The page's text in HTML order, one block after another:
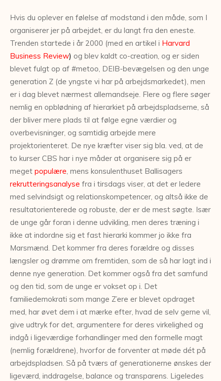
Hvis du oplever en følelse af modstand i den måde, som I
organiserer jer på arbejdet, er du langt fra den eneste.
Trenden startede i år 2000 (med en artikel i Harvard
Business Review) og blev kaldt co-creation, og er siden
blevet fulgt op af #metoo, DEIB-bevægelsen og den unge
generation Z (de yngste vi har på arbejdsmarkedet), men
er i dag blevet nærmest allemandseje. Flere og flere søger
nemlig en opblødning af hierarkiet på arbejdspladserne, så
der bliver mere plads til at følge egne værdier og
overbevisninger, og samtidig arbejde mere
projektorienteret. De nye kræfter viser sig bla. ved, at de
to kurser CBS har i nye måder at organisere sig på er
meget populære , mens konsulenthuset Ballisagers
rekrutteringsanalyse fra i tirsdags viser, at det er ledere
med selvindsigt og relationskompetencer, og altså ikke de
resultatorienterede og robuste, der er de mest søgte. Især
de unge går foran i denne udvikling, men deres træning i
ikke at indordne sig et fast hierarki kommer jo ikke fra
Marsmænd. Det kommer fra deres forældre og disses
længsler og drømme om fremtiden, som de så har lagt ind i
denne nye generation. Det kommer også fra det samfund
og den tid, som de unge er vokset op i. Det
familiedemokrati som mange Z’ere er blevet opdraget
med, har øvet dem i at mærke efter, hvad de selv gerne vil,
give udtryk for det, argumentere for deres virkelighed og
indgå i ligeværdige forhandlinger med den formelle magt
(nemlig forældrene), hvorfor de forventer at møde dét på
arbejdspladsen. Så på tværs af generationerne ønskes der
ligeværd, inddragelse, balance og transparens. Ligeledes